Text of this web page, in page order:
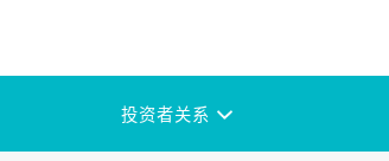
投资者关系